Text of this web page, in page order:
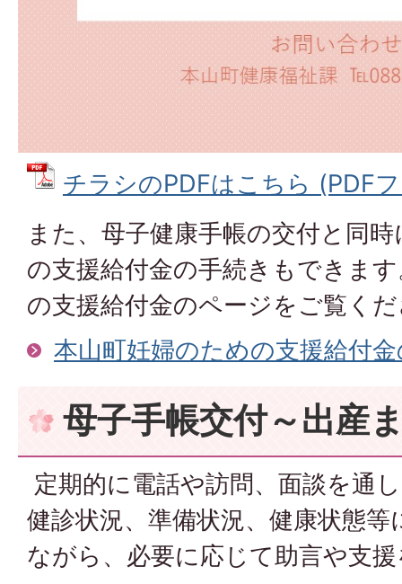
チラシのPDFはこちら (PDF
また、母子健康手帳の交付と同
の支援給付金の手続きもできま
の支援給付金のページをご覧く
本山町妊婦のための支援給付
母子手帳交付～出産
定期的に電話や訪問、面談を通
健診状況、準備状況、健康状態
ながら、必要に応じて助言や支